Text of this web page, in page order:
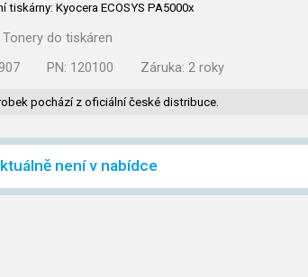
tiskárny: Kyocera ECOSYS PA5000x
Tonery do tiskáren
PN: 120100 Záruka: 2 roky
pochází z oficiální české distribuce.
není v nabídce